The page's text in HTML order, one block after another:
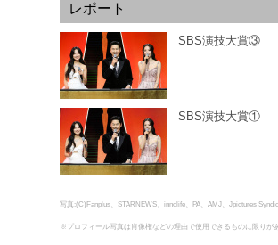
レポート
SBS演技大賞③
SBS演技大賞①
写真:(C)Fanplus、STARNEWS、innolife、PA、AMJ、Jpictures
※プロフィール写真は肖像権などの理由で使用できるものに限りが